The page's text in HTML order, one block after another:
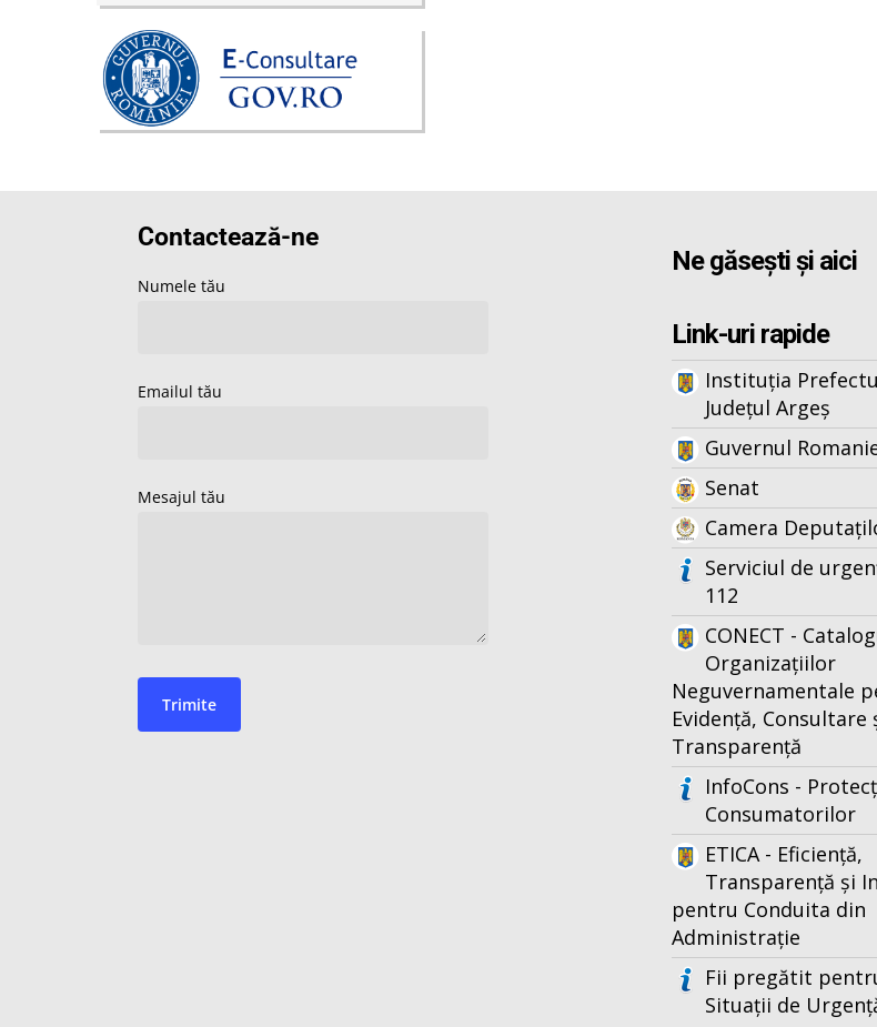
Ne găsești și aici
Link-uri rapide
Instituția
Județul Argeș
Guvernul
Senat
Camera
Serviciul de
112
CONECT -
Organizațiilor
Neguvernamentale
Evidență, Consultare
Transparență
InfoCons -
Consumatorilor
ETICA - Eficiență,
Transparență și
pentru Conduita din
Administrație
Fii pregătit
Situații de